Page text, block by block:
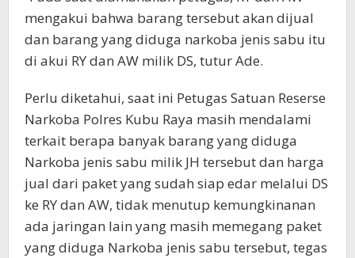
mengakui bahwa barang tersebut akan dijual
dan barang yang diduga narkoba jenis sabu itu
di akui RY dan AW milik DS, tutur Ade.
Perlu diketahui, saat ini Petugas Satuan Reserse
Narkoba Polres Kubu Raya masih mendalami
terkait berapa banyak barang yang diduga
Narkoba jenis sabu milik JH tersebut dan harga
jual dari paket yang sudah siap edar melalui DS
ke RY dan AW, tidak menutup kemungkinanan
ada jaringan lain yang masih memegang paket
yang diduga Narkoba jenis sabu tersebut, tegas